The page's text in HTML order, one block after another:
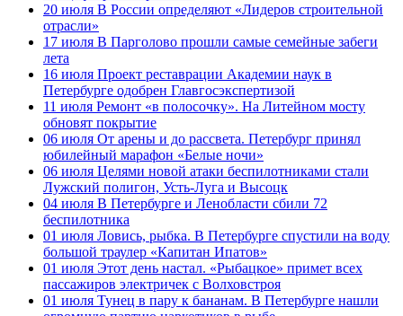
20 июля В России определяют «Лидеров строительной
отрасли»
17 июля В Парголово прошли самые семейные забеги
лета
16 июля Проект реставрации Академии наук в
Петербурге одобрен Главгосэкспертизой
11 июля Ремонт «в полосочку». На Литейном мосту
обновят покрытие
06 июля От арены и до рассвета. Петербург принял
юбилейный марафон «Белые ночи»
06 июля Целями новой атаки беспилотниками стали
Лужский полигон, Усть-Луга и Высоцк
04 июля В Петербурге и Ленобласти сбили 72
беспилотника
01 июля Ловись, рыбка. В Петербурге спустили на воду
большой траулер «Капитан Ипатов»
01 июля Этот день настал. «Рыбацкое» примет всех
пассажиров электричек с Волховстроя
01 июля Тунец в пару к бананам. В Петербурге нашли